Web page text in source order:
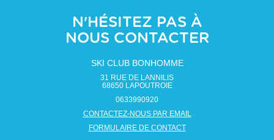
N'HÉSITEZ PAS À
NOUS CONTACTER
SKI CLUB BONHOMME
31 RUE DE LANNILIS
68650 LAPOUTROIE
0633990920
CONTACTEZ-NOUS PAR EMAIL
FORMULAIRE DE CONTACT